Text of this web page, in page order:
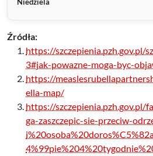
Źródła:
https://szczepienia.pzh.gov.pl/
3#jak-powazne-moga-byc-
https://
ella-map/
https://szczepienia.pzh.gov.pl/
ga-zaszczepic-sie-przeciw-